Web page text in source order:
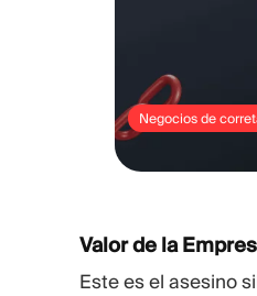
Negocios de
Valor de la
Este es el asesino